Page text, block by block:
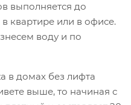
выполняется до
квартире или в офисе.
воду и по
в домах без лифта
выше, то начиная с